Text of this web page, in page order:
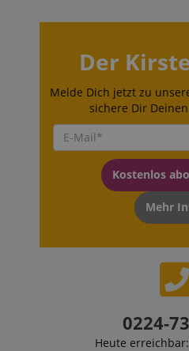
Der
Melde Dich jetzt zu
sichere Dir Deinen
Kostenlos
Mehr
0224-
Heute